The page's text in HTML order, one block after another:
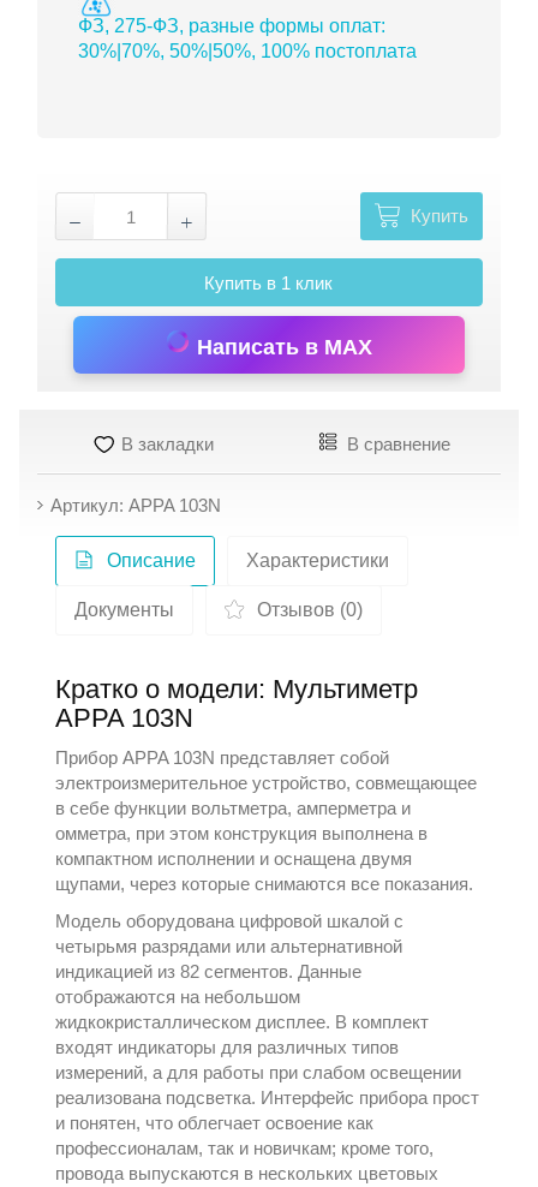
ФЗ, 275-ФЗ, разные формы оплат:
30%|70%, 50%|50%, 100% постоплата
Купить
Купить в 1 клик
Написать в MAX
В закладки В сравнение
Артикул: APPA 103N
Описание Характеристики
Документы Отзывов (0)
Кратко о модели: Мультиметр
APPA 103N
ПриборAPPA103N представляет собой
электроизмерительное устройство, совмещающее
в себе функции вольтметра, амперметра и
омметра, при этом конструкция выполнена в
компактном исполнении и оснащена двумя
щупами, через которые снимаются все показания.
Модель оборудована цифровой шкалой с
четырьмя разрядами или альтернативной
индикацией из 82 сегментов. Данные
отображаются на небольшом
жидкокристаллическом дисплее. В комплект
входят индикаторы для различных типов
измерений, а для работы при слабом освещении
реализована подсветка. Интерфейс прибора прост
и понятен, что облегчает освоение как
профессионалам, так и новичкам; кроме того,
провода выпускаются в нескольких цветовых